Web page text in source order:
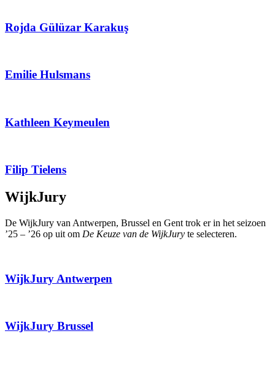
Rojda Gülüzar Karakuş
Emilie Hulsmans
Kathleen Keymeulen
Filip Tielens
WijkJury
De WijkJury van Antwerpen, Brussel en Gent trok er in het seizoen
’25 – ’26 op uit om De Keuze van de WijkJury te selecteren.
WijkJury Antwerpen
WijkJury Brussel